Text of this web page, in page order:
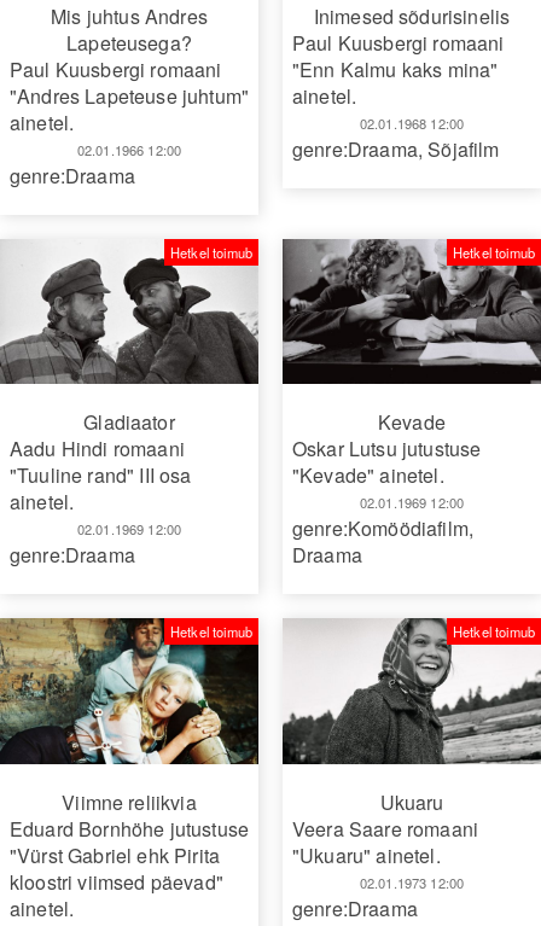
Mis juhtus Andres
Lapeteusega?
Paul Kuusbergi romaani
"Andres Lapeteuse juhtum"
ainetel.
02.01.1966 12:00
genre:Draama
Inimesed sõdurisinelis
Paul Kuusbergi romaani
"Enn Kalmu kaks mina"
ainetel.
02.01.1968 12:00
genre:Draama,Sõjafilm
Gladiaator
Aadu Hindi romaani
"Tuuline rand" III osa
ainetel.
02.01.1969 12:00
Hetkel toimub
genre:Draama
Kevade
Oskar Lutsu jutustuse
"Kevade" ainetel.
02.01.1969 12:00
Hetkel toimub
genre:Komöödiafilm,
Draama
Viimne reliikvia
Eduard Bornhöhe jutustuse
"Vürst Gabriel ehk Pirita
kloostri viimsed päevad"
ainetel.
Hetkel toimub
Ukuaru
Veera Saare romaani
"Ukuaru" ainetel.
02.01.1973 12:00
Hetkel toimub
genre:Draama